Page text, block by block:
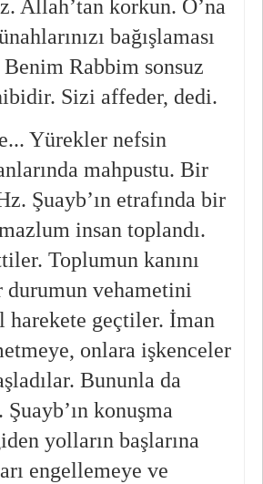
Allah’tan korkun. O’na
bağışlaması
Rabbim sonsuz
Sizi affeder, dedi.
Yürekler nefsin
mahpustu. Bir
Şuayb’ın etrafında bir
insan toplandı.
Toplumun kanını
durumun vehametini
harekete geçtiler. İman
onlara işkenceler
Bununla da
konuşma
yolların başlarına
engellemeye ve